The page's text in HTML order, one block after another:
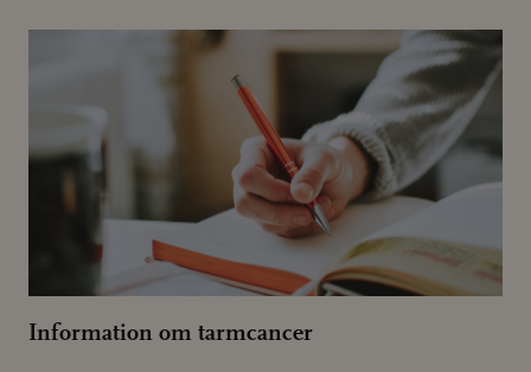
Information om tarmcancer